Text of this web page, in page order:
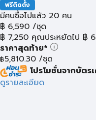
ฟรีติดตั้ง
มีคนซื้อไปแล้ว 20 คน
฿ 6,590 /ชุด
฿ 7,250 คุณประหยัดไป ฿
ราคาสุดท้าย*
฿5,810.30 /ชุด
โปรโมชั่นจากบัตร
ดูรายละเอียด